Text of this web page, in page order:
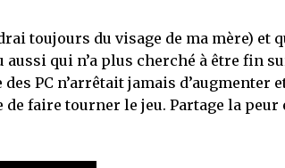
toujours du visage de ma mère) et
qui n’a plus cherché à être fin
PC n’arrêtait jamais d’augmenter
de faire tourner le jeu. Partage la peur